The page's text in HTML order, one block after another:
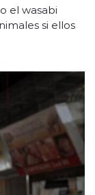
el wasabi
si ellos